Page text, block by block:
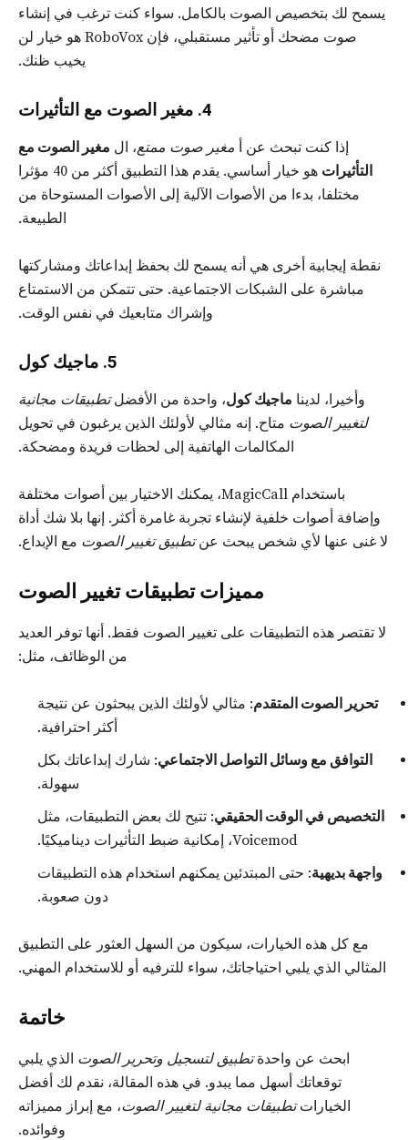
يسمح لك بتخصيص الصوت بالكامل. سواء كنت ترغب في إنشاء
صوت مضحك أو تأثير مستقبلي، فإن RoboVox هو خيار لن
يخيب ظنك.
4. مغير الصوت مع التأثيرات
إذا كنت تبحث عن أ مغير صوت ممتع، ال مغير الصوت مع
التأثيرات
هو خيار أساسي. يقدم هذا التطبيق أكثر من 40 مؤثرا
مختلفا، بدءا من الأصوات الآلية إلى الأصوات المستوحاة من
الطبيعة.
نقطة إيجابية أخرى هي أنه يسمح لك بحفظ إبداعاتك ومشاركتها
مباشرة على الشبكات الاجتماعية. حتى تتمكن من الاستمتاع
وإشراك متابعيك في نفس الوقت.
5. ماجيك كول
وأخيرا، لدينا ماجيك كول، واحدة من الأفضلتطبيقات مجانية
لتغيير الصوت متاح. إنه مثالي لأولئك الذين يرغبون في تحويل
المكالمات الهاتفية إلى لحظات فريدة ومضحكة.
باستخدام MagicCall، يمكنك الاختيار بين أصوات مختلفة
وإضافة أصوات خلفية لإنشاء تجربة غامرة أكثر. إنها بلا شك أداة
لا غنى عنها لأي شخص يبحث عنتطبيق تغيير الصوت مع الإبداع.
مميزات تطبيقات تغيير الصوت
لا تقتصر هذه التطبيقات على تغيير الصوت فقط. أنها توفر العديد
من الوظائف، مثل:
تحرير الصوت المتقدم: مثالي لأولئك الذين يبحثون عن نتيجة
أكثر احترافية.
التوافق مع وسائل التواصل الاجتماعي: شارك إبداعاتك بكل
سهولة.
التخصيص في الوقت الحقيقي: تتيح لك بعض التطبيقات، مثل
Voicemod، إمكانية ضبط التأثيرات ديناميكيًا.
واجهة بديهية: حتى المبتدئين يمكنهم استخدام هذه التطبيقات
دون صعوبة.
مع كل هذه الخيارات، سيكون من السهل العثور على التطبيق
المثالي الذي يلبي احتياجاتك، سواء للترفيه أو للاستخدام المهني.
خاتمة
ابحث عن واحدةتطبيق لتسجيل وتحرير الصوت الذي يلبي
توقعاتك أسهل مما يبدو. في هذه المقالة، نقدم لك أفضل
الخياراتتطبيقات مجانية لتغيير الصوت، مع إبراز مميزاته
وفوائده.